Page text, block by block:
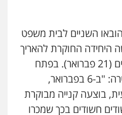
פשיעה חמורה מעצרים
תעבורה
דין חן ברוך
מעצרים וחקירות
השניים לבית משפט
היחידה החוקרת להאריך
את מעצרם בשבעה ימים (21 פברואר). בפתח
הדיון סיפר נציג המשטרה: "ב-6 בפברואר,
בוצעה קנייה מבוקרת
חשודים בכך שמכרו